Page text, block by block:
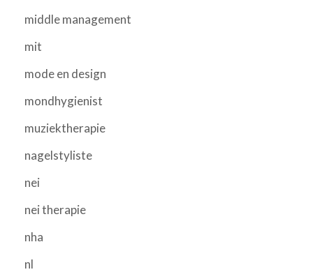
middle management
mit
mode en design
mondhygienist
muziektherapie
nagelstyliste
nei
nei therapie
nha
nl